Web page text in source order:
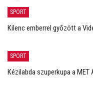
SPORT
Kilenc emberrel győzött a
SPORT
Kézilabda szuperkupa a